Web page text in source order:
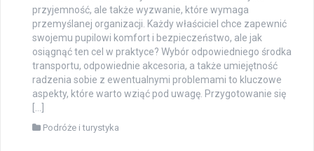
przyjemność, ale także wyzwanie, które wymaga
przemyślanej organizacji. Każdy właściciel chce zapewnić
swojemu pupilowi komfort i bezpieczeństwo, ale jak
osiągnąć ten cel w praktyce? Wybór odpowiedniego środka
transportu, odpowiednie akcesoria, a także umiejętność
radzenia sobie z ewentualnymi problemami to kluczowe
aspekty, które warto wziąć pod uwagę. Przygotowanie się
[…]
Podróże i turystyka